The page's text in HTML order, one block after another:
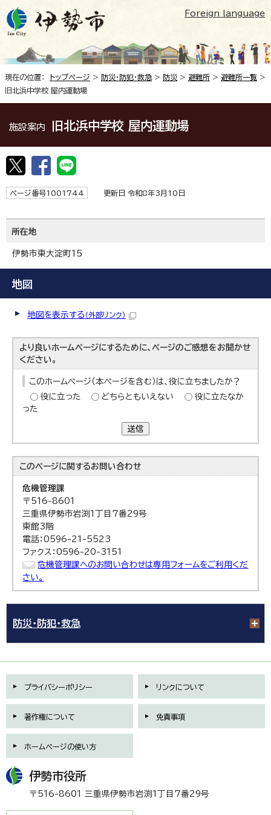
Foreign language
現在の位置： トップページ > 防災・防犯・救急 > 防災 > 避難所 > 避難所一覧 >
旧北浜中学校 屋内運動場
施設案内 旧北浜中学校 屋内運動場
ページ番号1001744 更新日 令和8年3月10日
所在地
伊勢市東大淀町15
地図
地図を表示する （外部リンク）
より良いホームページにするために、ページのご感想をお聞かせ
ください。
このホームページ（本ページを含む）は、役に立ちましたか？
役に立った
どちらともいえない
役に立たなか
った
送信
このページに関するお問い合わせ
危機管理課
〒516-8601
三重県伊勢市岩渕1丁目7番29号
東館3階
電話：0596-21-5523
ファクス：0596-20-3151
危機管理課へのお問い合わせは専用フォームをご利用くだ
さい。
防災・防犯・救急
プライバシーポリシー リンクについて
著作権について 免責事項
ホームページの使い方
伊勢市役所
〒516-8601 三重県伊勢市岩渕1丁目7番29号